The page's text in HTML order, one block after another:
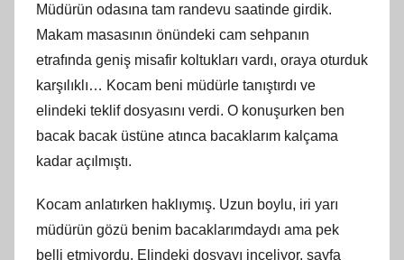
Müdürün odasına tam randevu saatinde girdik.
Makam masasının önündeki cam sehpanın
etrafında geniş misafir koltukları vardı, oraya oturduk
karşılıklı… Kocam beni müdürle tanıştırdı ve
elindeki teklif dosyasını verdi. O konuşurken ben
bacak bacak üstüne atınca bacaklarım kalçama
kadar açılmıştı.
Kocam anlatırken haklıymış. Uzun boylu, iri yarı
müdürün gözü benim bacaklarımdaydı ama pek
belli etmiyordu. Elindeki dosyayı inceliyor, sayfa